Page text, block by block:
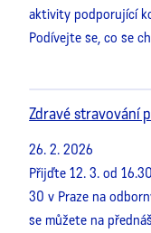
aktivity podporující
Podívejte se, co se
Zdravé stravování
26. 2. 2026
Přijďte 12. 3. od
30 v Praze na
se můžete na